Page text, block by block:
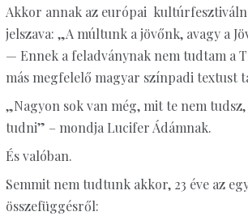
Akkor annak az európai
jelszava: „A múltunk a jövőnk, avagy a
— Ennek a feladványnak nem tudtam a
más megfelelő magyar színpadi textust
„Nagyon sok van még, mit te nem
tudni” – mondja Lucifer Ádámnak.
És valóban.
Semmit nem tudtunk akkor, 23 éve az
összefüggésről: